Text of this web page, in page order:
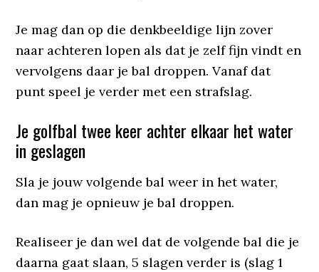
Je mag dan op die denkbeeldige lijn zover
naar achteren lopen als dat je zelf fijn vindt en
vervolgens daar je bal droppen. Vanaf dat
punt speel je verder met een strafslag.
Je golfbal twee keer achter elkaar het water
in geslagen
Sla je jouw volgende bal weer in het water,
dan mag je opnieuw je bal droppen.
Realiseer je dan wel dat de volgende bal die je
daarna gaat slaan, 5 slagen verder is (slag 1